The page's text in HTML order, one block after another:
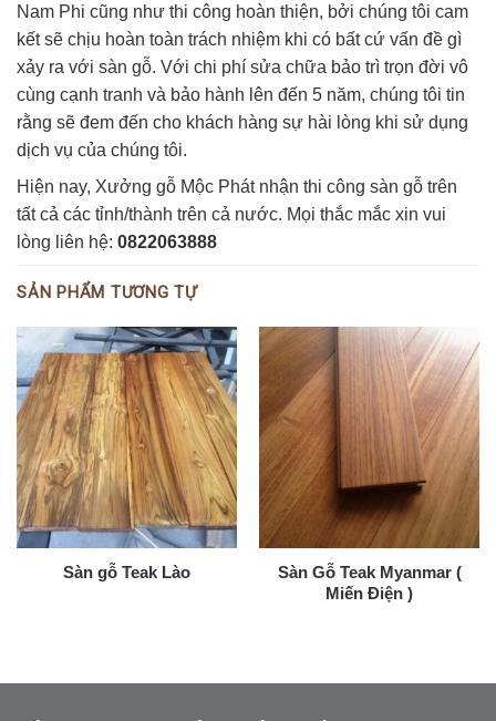
Nam Phi cũng như thi công hoàn thiện, bởi chúng tôi cam
kết sẽ chịu hoàn toàn trách nhiệm khi có bất cứ vấn đề gì
xảy ra với sàn gỗ. Với chi phí sửa chữa bảo trì trọn đời vô
cùng cạnh tranh và bảo hành lên đến 5 năm, chúng tôi tin
rằng sẽ đem đến cho khách hàng sự hài lòng khi sử dụng
dịch vụ của chúng tôi.
Hiện nay, Xưởng gỗ Mộc Phát nhận thi công sàn gỗ trên
tất cả các tỉnh/thành trên cả nước. Mọi thắc mắc xin vui
lòng liên hệ: 0822063888
SẢN PHẨM TƯƠNG TỰ
Sàn gỗ Teak Lào
Sàn Gỗ Teak Myanmar (
Miến Điện )